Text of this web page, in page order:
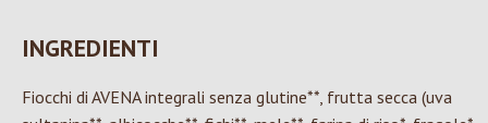
INGREDIENTI
Fiocchi di AVENA integrali senza glutine**, frutta secca (uva